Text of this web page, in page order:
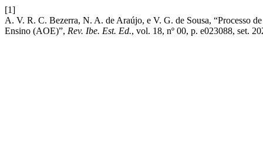
[1]
A. V. R. C. Bezerra, N. A. de Araújo, e V. G. de Sousa, “Processo
Ensino (AOE)”, Rev. Ibe. Est. Ed., vol. 18, nº 00, p. e023088, set.